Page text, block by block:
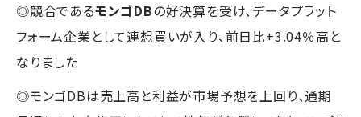
◎競合であるモンゴDBの好決算を受け、データプラット
フォーム企業として連想買いが入り、前日比+3.04％高と
なりました
◎モンゴDBは売上高と利益が市場予想を上回り、通期